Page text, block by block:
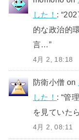
した！ : “
的な政治的
言…”
4月 2, 18:18
防衛小僧 on
した！ : “管
を見ていた
4月 2, 08:11